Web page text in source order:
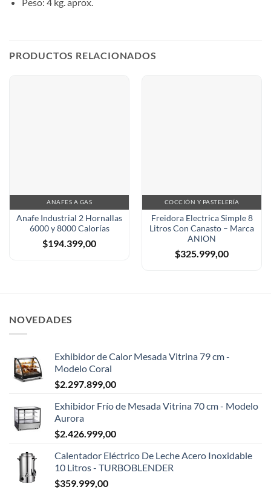
PRODUCTOS RELACIONADOS
ANAFES A GAS
Anafe Industrial 2 Hornallas
6000 y 8000 Calorías
$194.399,00
COCCIÓN Y PASTELERÍA
Freidora Electrica Simple 8
Litros Con Canasto – Marca
ANION
$325.999,00
NOVEDADES
Exhibidor de Calor Mesada Vitrina 79 cm -
Modelo Coral
$2.297.899,00
Exhibidor Frío de Mesada Vitrina 70 cm - Modelo
Aurora
$2.426.999,00
Calentador Eléctrico De Leche Acero Inoxidable
10 Litros - TURBOBLENDER
$359.999,00